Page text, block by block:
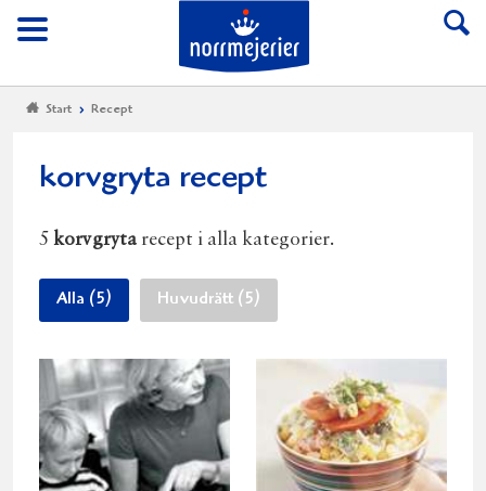
Meny
Till Norrmejerier
Start Recept
korvgryta recept
5 korvgryta recept i alla kategorier.
Alla (5) Huvudrätt (5)